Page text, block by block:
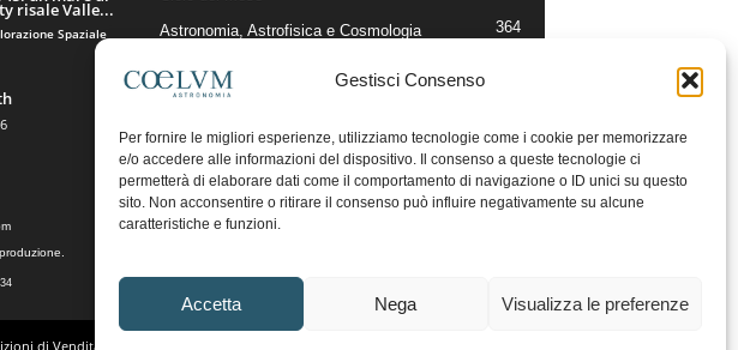
Gestisci Consenso
Per fornire le migliori esperienze, utilizziamo tecnologie come i cookie per memorizzare
e/o accedere alle informazioni del dispositivo. Il consenso a queste tecnologie ci
permetterà di elaborare dati come il comportamento di navigazione o ID unici su questo
sito. Non acconsentire o ritirare il consenso può influire negativamente su alcune
caratteristiche e funzioni.
Accetta Nega Visualizza le preferenze
risale Valle...
Spaziale Astronomia, Astrofisica e Cosmologia 364
Articoli e Risorse On-Line
Il Blog della Redazione
di Vendita